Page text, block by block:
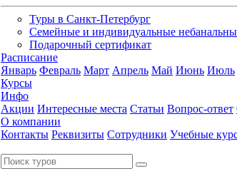
Туры в Санкт-Петербург
Семейные и индивидуальные
Подарочный сертификат
Расписание
Январь Февраль Март Апрель Май Июнь Июль
Курсы
Инфо
Акции Интересные места Статьи Вопрос-ответ
О компании
Контакты Реквизиты Сотрудники Учебные